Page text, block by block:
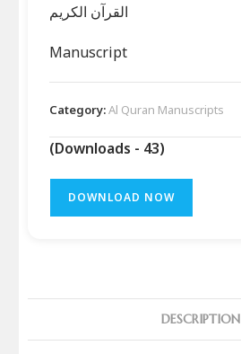
القرآن الکریم
Manuscript
Category:Al Quran Manuscripts
(Downloads - 43)
DOWNLOAD NOW
DESCRIPTION